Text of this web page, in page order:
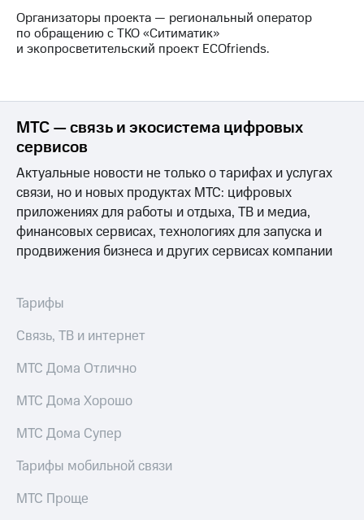
Регистратор
Реквизиты
Организаторы проекта — региональный оператор
по обращению с ТКО «Ситиматик»
и экопросветительский проект ECOfriends.
МТС — связь и экосистема цифровых
сервисов
Актуальные новости не только о тарифах и услугах
связи, но и новых продуктах МТС: цифровых
приложениях для работы и отдыха, ТВ и медиа,
финансовых сервисах, технологиях для запуска и
продвижения бизнеса и других сервисах компании
Тарифы
Связь, ТВ и интернет
МТС Дома Отлично
МТС Дома Хорошо
МТС Дома Супер
Тарифы мобильной связи
МТС Проще